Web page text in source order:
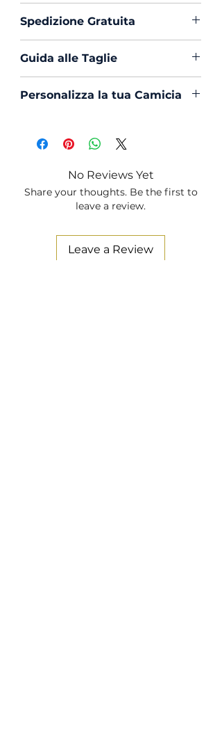
Polso :Tondo
Composizione :100% Cotone
Mouche :Si
Produzione :100% Made in
Italy
Trattamento :Lavaggio
sicurezza con PayPal o Carta di
Creedito
Spedizione Gratuita
Gratuita
Guida alle Taglie
e Consulta la nostra Guida.
Personalizza la tua Camicia
le Iniziali, oppure, richiedere
Qui ed aggiungi la lavorazione.
No Reviews Yet
Share your thoughts. Be the first to
leave a review.
Leave a Review